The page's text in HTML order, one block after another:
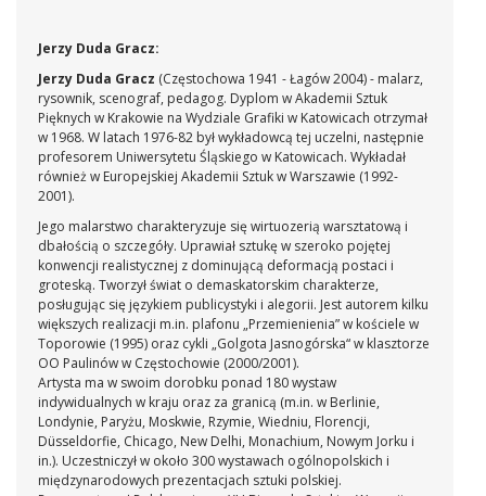
Jerzy Duda Gracz:
Jerzy Duda Gracz (Częstochowa 1941 - Łagów 2004) - malarz,
rysownik, scenograf, pedagog. Dyplom w Akademii Sztuk
Pięknych w Krakowie na Wydziale Grafiki w Katowicach otrzymał
w 1968. W latach 1976-82 był wykładowcą tej uczelni, następnie
profesorem Uniwersytetu Śląskiego w Katowicach. Wykładał
również w Europejskiej Akademii Sztuk w Warszawie (1992-
2001).
Jego malarstwo charakteryzuje się wirtuozerią warsztatową i
dbałością o szczegóły. Uprawiał sztukę w szeroko pojętej
konwencji realistycznej z dominującą deformacją postaci i
groteską. Tworzył świat o demaskatorskim charakterze,
posługując się językiem publicystyki i alegorii. Jest autorem kilku
większych realizacji m.in. plafonu „Przemienienia” w kościele w
Toporowie (1995) oraz cykli „Golgota Jasnogórska“ w klasztorze
OO Paulinów w Częstochowie (2000/2001).
Artysta ma w swoim dorobku ponad 180 wystaw
indywidualnych w kraju oraz za granicą (m.in. w Berlinie,
Londynie, Paryżu, Moskwie, Rzymie, Wiedniu, Florencji,
Düsseldorfie, Chicago, New Delhi, Monachium, Nowym Jorku i
in.). Uczestniczył w około 300 wystawach ogólnopolskich i
międzynarodowych prezentacjach sztuki polskiej.